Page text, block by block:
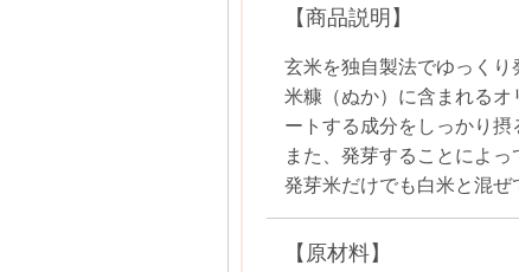
【商品説明】
玄米を独自製法でゆっくり
米糠（ぬか）に含まれる
ートする成分をしっかり摂
また、発芽することによっ
発芽米だけでも白米と混ぜ
【原材料】